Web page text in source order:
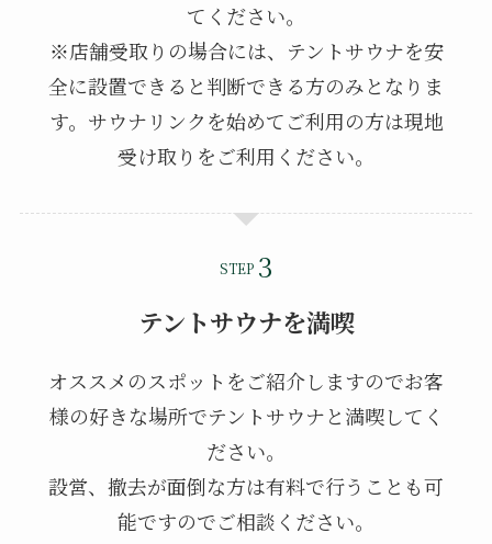
てください。
※店舗受取りの場合には、テントサウナを安
全に設置できると判断できる方のみとなりま
す。サウナリンクを始めてご利用の方は現地
受け取りをご利用ください。
STEP
テントサウナを満喫
オススメのスポットをご紹介しますのでお客
様の好きな場所でテントサウナと満喫してく
ださい。
設営、撤去が面倒な方は有料で行うことも可
能ですのでご相談ください。